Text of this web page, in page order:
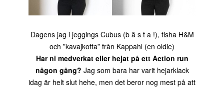
Dagens jag i jeggings Cubus (b ä s t a !), tisha H&M
och ”kavajkofta” från Kappahl (en oldie)
Har ni medverkat eller hejat på ett Action run
någon gång? Jag som bara har varit hejarklack
idag är helt slut hehe, men det beror nog mest på att